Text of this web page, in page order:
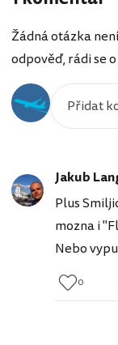
Žádná otázka
odpověď, rádi se
Jakub
Plus
mozna i
Nebo
0